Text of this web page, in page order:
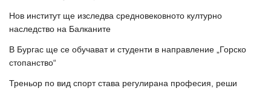
Нов институт ще изследва средновековното културно
наследство на Балканите
В Бургас ще се обучават и студенти в направление „Горско
стопанство“
Треньор по вид спорт става регулирана професия, реши